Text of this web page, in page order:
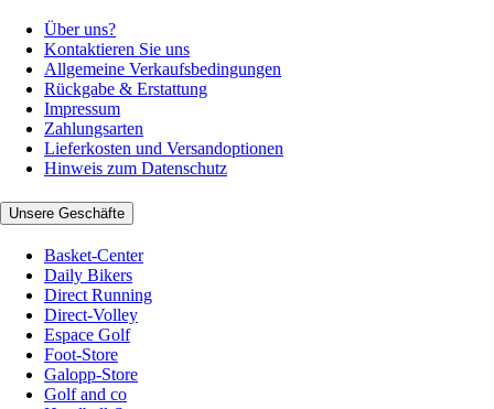
Über uns?
Kontaktieren Sie uns
Allgemeine Verkaufsbedingungen
Rückgabe & Erstattung
Impressum
Zahlungsarten
Lieferkosten und Versandoptionen
Hinweis zum Datenschutz
Unsere Geschäfte
Basket-Center
Daily Bikers
Direct Running
Direct-Volley
Espace Golf
Foot-Store
Galopp-Store
Golf and co